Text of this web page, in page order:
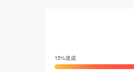
15%達成